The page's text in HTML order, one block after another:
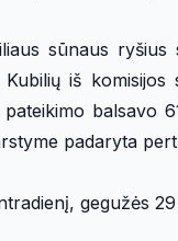
sūnaus
iš
balsavo
padaryta
gegužės 29